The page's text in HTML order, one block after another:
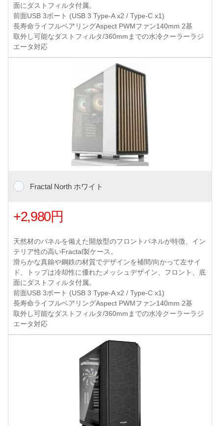
面にダストフィルタ付属。
前面USB 3ポート (USB 3 Type-A x2 / Type-C x1)
長寿命ライフルベアリングAspect PWMファン140mm 2基
取外し可能なダストフィルタ/360mmまでの水冷クーラーラジ
エータ対応
Fractal North ホワイト
+2,980円
天然材のパネルを備えた開放型のフロントパネルが特徴、イン
テリア性の高いFractal製ケース。
滑らかな真鍮や鋼鉄の材質でデザインを補間/向かって左サイ
ド、トップは冷却性に優れたメッシュデザイン、フロント、底
面にダストフィルタ付属。
前面USB 3ポート (USB 3 Type-A x2 / Type-C x1)
長寿命ライフルベアリングAspect PWMファン140mm 2基
取外し可能なダストフィルタ/360mmまでの水冷クーラーラジ
エータ対応